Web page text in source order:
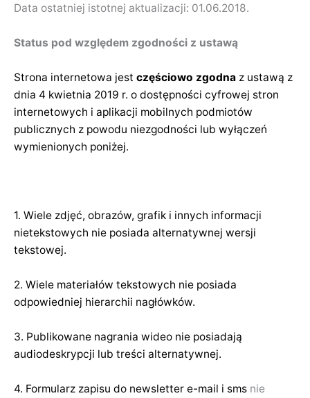
Data ostatniej istotnej aktualizacji: 01.06.2018.
Status pod względem zgodności z ustawą
Strona internetowa jest częściowo zgodna z ustawą z
dnia 4 kwietnia 2019 r. o dostępności cyfrowej stron
internetowych i aplikacji mobilnych podmiotów
publicznych z powodu niezgodności lub wyłączeń
wymienionych poniżej.
1. Wiele zdjęć, obrazów, grafik i innych informacji
nietekstowych nie posiada alternatywnej wersji
tekstowej.
2. Wiele materiałów tekstowych nie posiada
odpowiedniej hierarchii nagłówków.
3. Publikowane nagrania wideo nie posiadają
audiodeskrypcji lub treści alternatywnej.
4. Formularz zapisu do newsletter e-mail i sms nie